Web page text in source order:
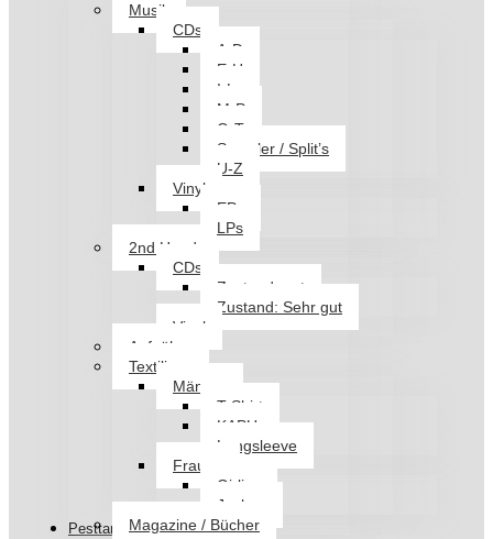
Musik
CDs
A-D
E-H
I-L
M-P
Q-T
Sampler / Split’s
U-Z
Vinyl
EPs
LPs
2nd Hand
CDs
Zustand: gut
Zustand: Sehr gut
Vinyl
Aufnäher
Textilien
Männer
T-Shirt
KAPU
Longsleeve
Frauen
Girlies
Jacken
Magazine / Bücher
Pesttanz